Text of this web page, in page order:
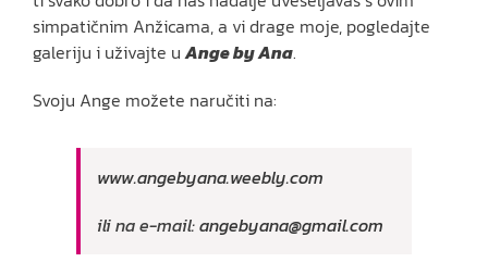
simpatičnim Anžicama, a vi drage moje, pogledajte
galeriju i uživajte uAnge by Ana.
Svoju Ange možete naručiti na:
www.angebyana.weebly.com
ili na e-mail:angebyana@gmail.com